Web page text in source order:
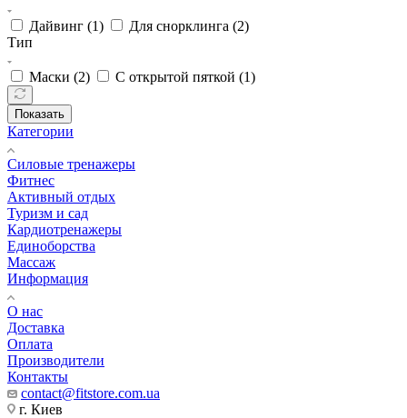
Дайвинг (1) Для снорклинга (2)
Тип
Маски (2) С открытой пяткой (1)
Показать
Категории
Силовые тренажеры
Фитнес
Активный отдых
Туризм и сад
Кардиотренажеры
Единоборства
Массаж
Информация
О нас
Доставка
Оплата
Производители
Контакты
contact@fitstore.com.ua
г. Киев